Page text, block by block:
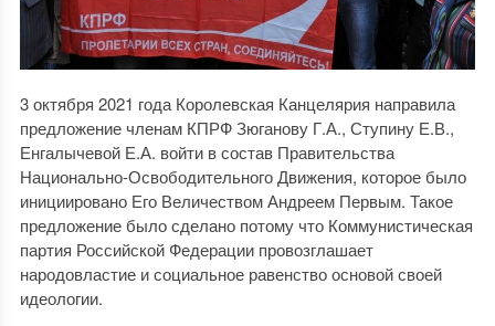
3 октября 2021 года Королевская Канцелярия направила
предложение членам КПРФ Зюганову Г.А., Ступину Е.В.,
Енгалычевой Е.А. войти в состав Правительства
Национально-Освободительного Движения, которое было
инициировано Его Величеством Андреем Первым. Такое
предложение было сделано потому что Коммунистическая
партия Российской Федерации провозглашает
народовластие и социальное равенство основой своей
идеологии.